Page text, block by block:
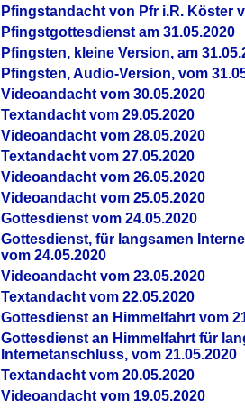
Pfingstandacht von Pfr i.R. Köster
Pfingstgottesdienst am 31.05.2020
Pfingsten, kleine Version, am
Pfingsten, Audio-Version, vom
Videoandacht vom 30.05.2020
Textandacht vom 29.05.2020
Videoandacht vom 28.05.2020
Textandacht vom 27.05.2020
Videoandacht vom 26.05.2020
Videoandacht vom 25.05.2020
Gottesdienst vom 24.05.2020
Gottesdienst, für langsamen
vom 24.05.2020
Videoandacht vom 23.05.2020
Textandacht vom 22.05.2020
Gottesdienst an Himmelfahrt vom
Gottesdienst an Himmelfahrt für
Internetanschluss, vom 21.05.2020
Textandacht vom 20.05.2020
Videoandacht vom 19.05.2020